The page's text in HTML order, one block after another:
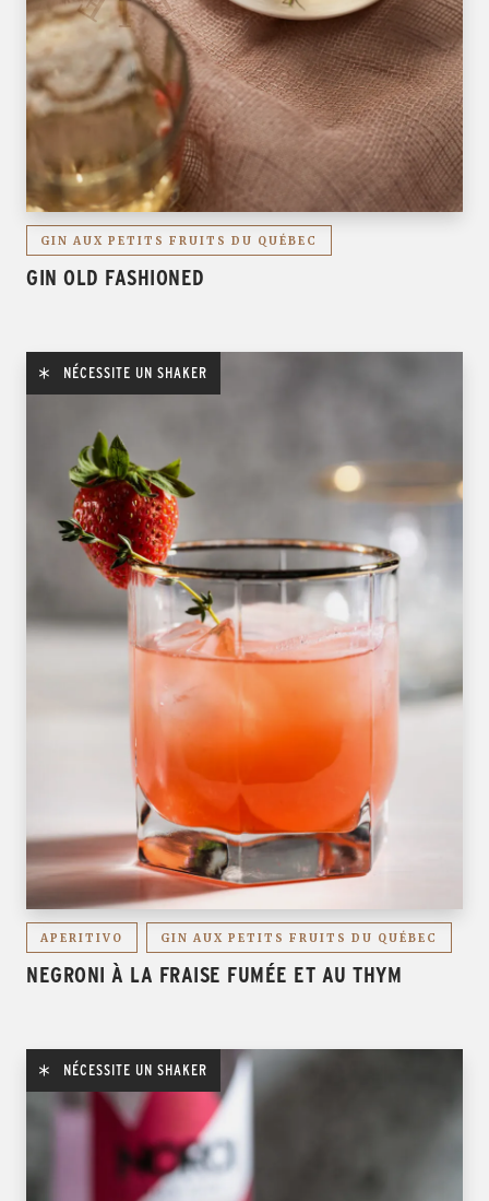
GIN AUX PETITS FRUITS DU QUÉBEC
GIN OLD FASHIONED
NÉCESSITE UN SHAKER
APERITIVO GIN AUX PETITS FRUITS DU QUÉBEC
NEGRONI À LA FRAISE FUMÉE ET AU THYM
NÉCESSITE UN SHAKER